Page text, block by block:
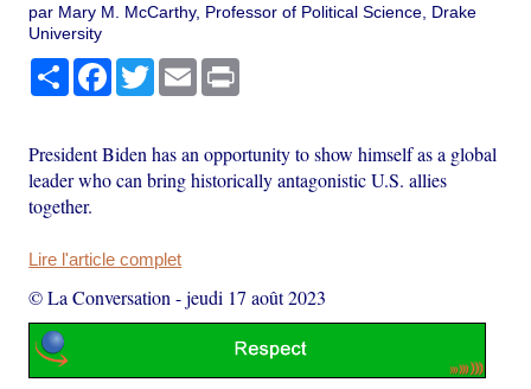
par Mary M. McCarthy, Professor of Political Science, Drake
University
PartagerFacebook
TwitterEmail
President Biden has an opportunity to show himself as a global
leader who can bring historically antagonistic U.S. allies
together.
Lire l'article complet
© La Conversation -jeudi 17 août 2023